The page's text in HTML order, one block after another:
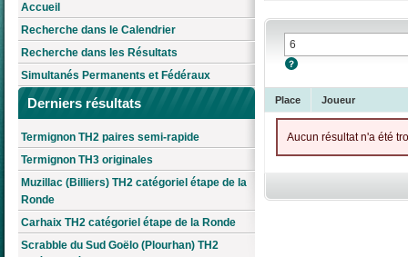
Accueil
Recherche dans le Calendrier
Recherche dans les Résultats
Simultanés Permanents et Fédéraux
Derniers résultats
Termignon TH2 paires semi-rapide
Termignon TH3 originales
Muzillac (Billiers) TH2 catégoriel étape de la
Ronde
Carhaix TH2 catégoriel étape de la Ronde
Scrabble du Sud Goëlo (Plourhan) TH2
Place Joueur
Aucun résultat n'a été